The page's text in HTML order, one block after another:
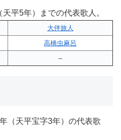
平5年）までの代表歌人。
大伴旅人
高橋虫麻呂
–
（天平宝字3年）の代表歌